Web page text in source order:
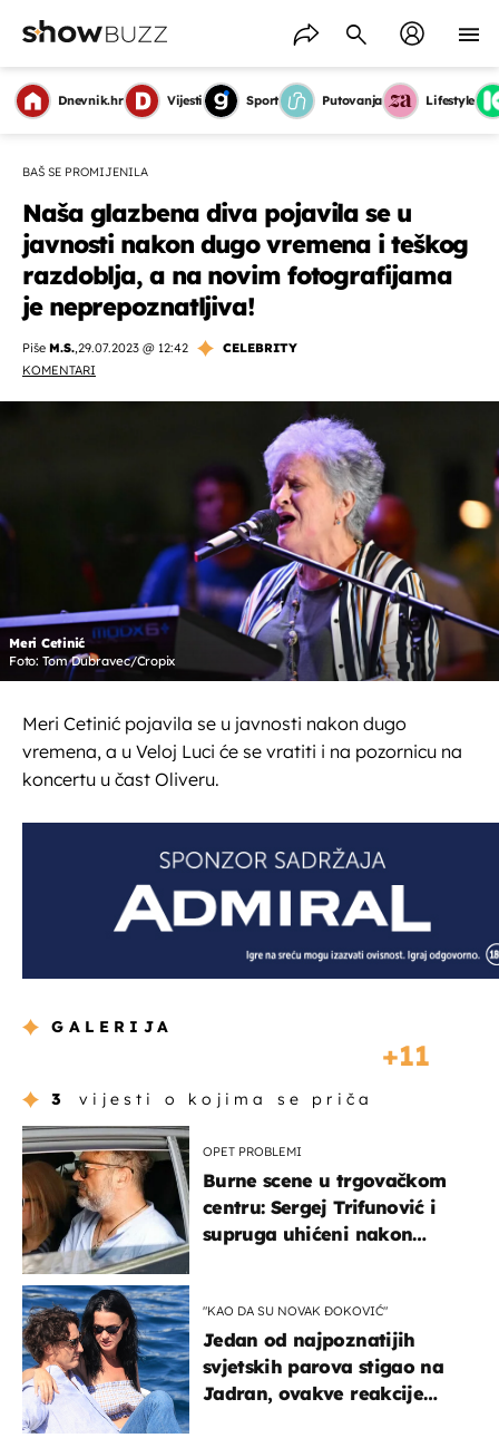
Dnevnik.hr Vijesti Sport Putovanja Lifestyle
BAŠ SE PROMIJENILA
Naša glazbena diva pojavila se u
javnosti nakon dugo vremena i teškog
razdoblja, a na novim fotografijama
je neprepoznatljiva!
Piše M.S.,29.07.2023 @ 12:42
CELEBRITY
KOMENTARI
Meri Cetinić
Foto: Tom Dubravec/Cropix
Meri Cetinić pojavila se u javnosti nakon dugo
vremena, a u Veloj Luci će se vratiti i na pozornicu na
koncertu u čast Oliveru.
GALERIJA
11
3 vijesti o kojima se priča
OPET PROBLEMI
Burne scene u trgovačkom
centru: Sergej Trifunović i
supruga uhićeni nakon
"KAO DA SU NOVAK ĐOKOVIĆ"
Jedan od najpoznatijih
svjetskih parova stigao na
Jadran, ovakve reakcije
OMOGUĆI OBAVIJESTI